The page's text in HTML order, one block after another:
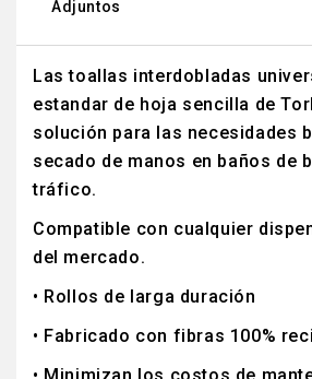
Adjuntos
Las toallas interdobladas
estandar de hoja sencilla de
solución para las necesidades
secado de manos en baños de
tráfico.
Compatible con cualquier
del mercado.
• Rollos de larga duración
• Fabricado con fibras 100%